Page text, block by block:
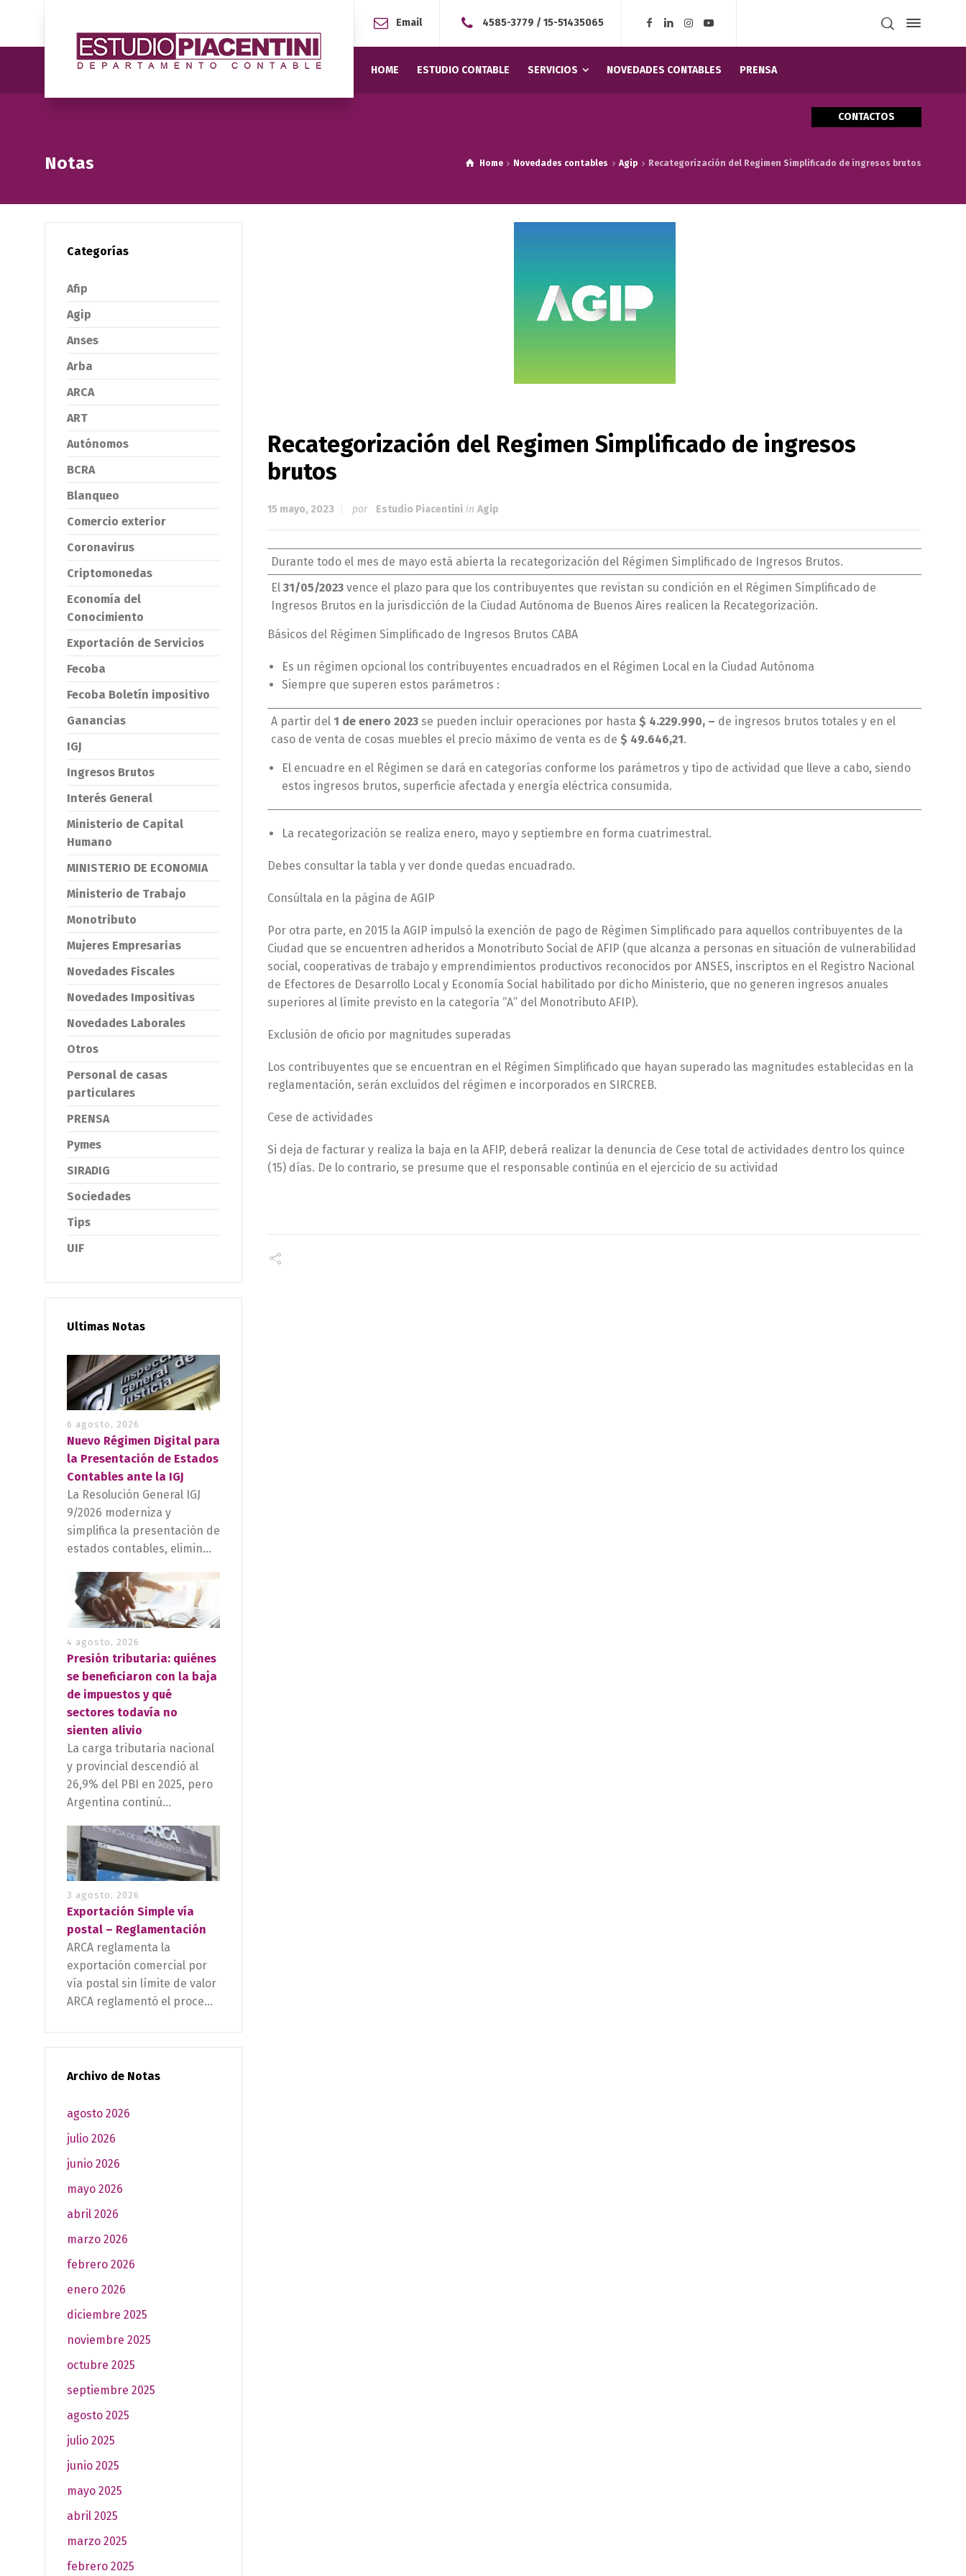
Email 4585-3779 /15-51435065
HOME ESTUDIO CONTABLE SERVICIOS NOVEDADES CONTABLES PRENSA
CONTACTOS
Notas Home Novedades contables Agip Recategorización del Regimen Simplificado de ingresos brutos
Recategorización del Regimen Simplificado de ingresos
brutos
15 mayo, 2023 por Estudio Piacentini in Agip
Durante todo el mes de mayo está abierta la recategorización del Régimen Simplificado de Ingresos Brutos.
El 31/05/2023 vence el plazo para que los contribuyentes que revistan su condición en el Régimen Simplificado de
Ingresos Brutos en la jurisdicción de la Ciudad Autónoma de Buenos Aires realicen la Recategorización.
Básicos del Régimen Simplificado de Ingresos Brutos CABA
Es un régimen opcional los contribuyentes encuadrados en el Régimen Local en la Ciudad Autónoma
Siempre que superen estos parámetros :
A partir del 1 de enero 2023 se pueden incluir operaciones por hasta $ 4.229.990, – de ingresos brutos totales y en el
caso de venta de cosas muebles el precio máximo de venta es de $ 49.646,21.
El encuadre en el Régimen se dará en categorías conforme los parámetros y tipo de actividad que lleve a cabo, siendo
estos ingresos brutos, superficie afectada y energía eléctrica consumida.
La recategorización se realiza enero, mayo y septiembre en forma cuatrimestral.
Debes consultar la tabla y ver donde quedas encuadrado.
Consúltala en la página de AGIP
Por otra parte, en 2015 la AGIP impulsó la exención de pago de Régimen Simplificado para aquellos contribuyentes de la
Ciudad que se encuentren adheridos a Monotributo Social de AFIP (que alcanza a personas en situación de vulnerabilidad
social, cooperativas de trabajo y emprendimientos productivos reconocidos por ANSES, inscriptos en el Registro Nacional
de Efectores de Desarrollo Local y Economía Social habilitado por dicho Ministerio, que no generen ingresos anuales
superiores al límite previsto en la categoría “A” del Monotributo AFIP).
Exclusión de oficio por magnitudes superadas
Los contribuyentes que se encuentran en el Régimen Simplificado que hayan superado las magnitudes establecidas en la
reglamentación, serán excluidos del régimen e incorporados en SIRCREB.
Cese de actividades
Si deja de facturar y realiza la baja en la AFIP, deberá realizar la denuncia de Cese total de actividades dentro los quince
(15) días. De lo contrario, se presume que el responsable continúa en el ejercicio de su actividad
Categorías
Afip
Agip
Anses
Arba
ARCA
ART
Autónomos
BCRA
Blanqueo
Comercio exterior
Coronavirus
Criptomonedas
Economía del
Conocimiento
Exportación de Servicios
Fecoba
Fecoba Boletín impositivo
Ganancias
IGJ
Ingresos Brutos
Interés General
Ministerio de Capital
Humano
MINISTERIO DE ECONOMIA
Ministerio de Trabajo
Monotributo
Mujeres Empresarias
Novedades Fiscales
Novedades Impositivas
Novedades Laborales
Otros
Personal de casas
particulares
PRENSA
Pymes
SIRADIG
Sociedades
Tips
UIF
Ultimas Notas
6 agosto, 2026
Nuevo Régimen Digital para
la Presentación de Estados
Contables ante la IGJ
La Resolución General IGJ
9/2026 moderniza y
simplifica la presentación de
estados contables, elimin...
4 agosto, 2026
Presión tributaria: quiénes
se beneficiaron con la baja
de impuestos y qué
sectores todavía no
sienten alivio
La carga tributaria nacional
y provincial descendió al
26,9% del PBI en 2025, pero
Argentina continú...
3 agosto, 2026
Exportación Simple vía
postal – Reglamentación
ARCA reglamenta la
exportación comercial por
vía postal sin límite de valor
ARCA reglamentó el proce...
Archivo de Notas
agosto 2026
julio 2026
junio 2026
mayo 2026
abril 2026
marzo 2026
febrero 2026
enero 2026
diciembre 2025
noviembre 2025
octubre 2025
septiembre 2025
agosto 2025
julio 2025
junio 2025
mayo 2025
abril 2025
marzo 2025
febrero 2025